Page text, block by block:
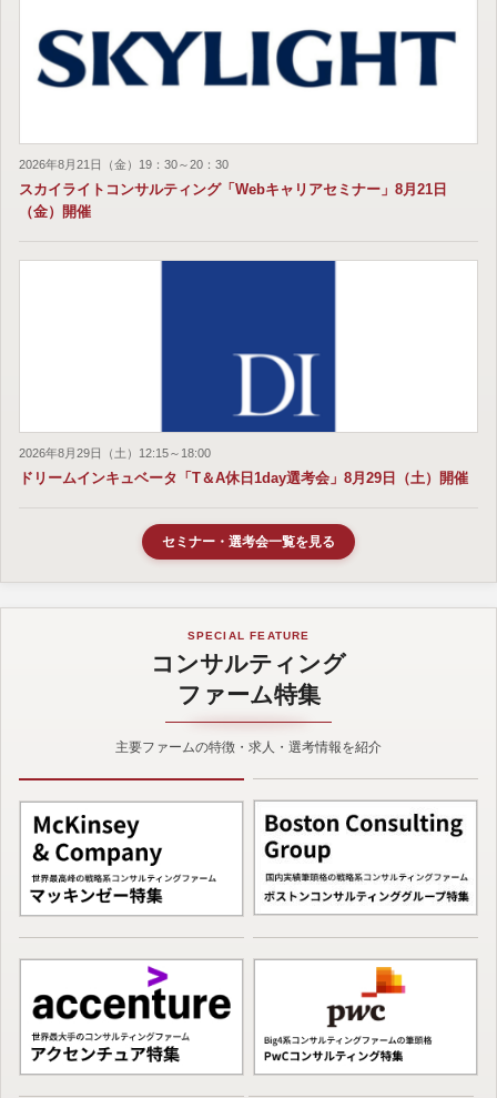
2026年8月21日（金）19：30～20：30
スカイライトコンサルティング「Webキャリアセミナー」8月21日
（金）開催
2026年8月29日（土）12:15～18:00
ドリームインキュベータ「T＆A休日1day選考会」8月29日（土）開催
セミナー・選考会一覧を見る
SPECIAL FEATURE
コンサルティング
ファーム特集
主要ファームの特徴・求人・選考情報を紹介